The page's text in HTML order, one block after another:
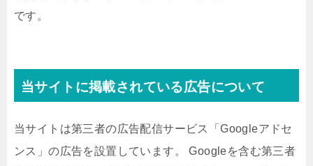
です。
当サイトに掲載されている広告について
当サイトは第三者の広告配信サービス「Googleアドセ
ンス」の広告を設置しています。 Googleを含む第三者